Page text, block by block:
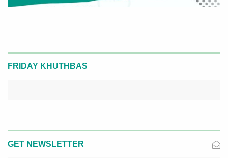
FRIDAY KHUTHBAS
GET NEWSLETTER